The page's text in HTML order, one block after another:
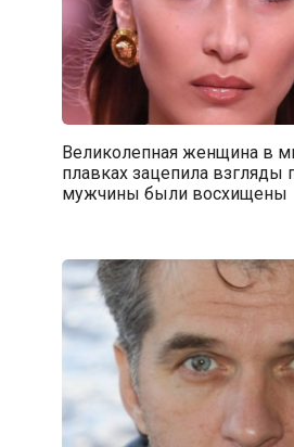
Великолепная женщина в
плавках зацепила взгляды
мужчины были восхищены